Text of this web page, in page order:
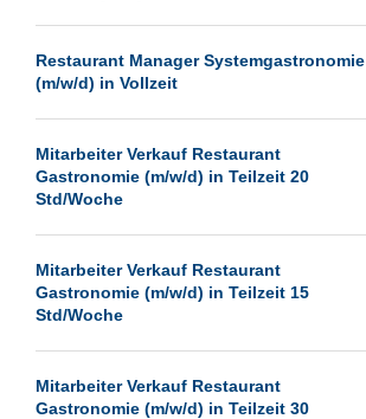
Restaurant Manager Systemgastronomie
(m/w/d) in Vollzeit
Mitarbeiter Verkauf Restaurant
Gastronomie (m/w/d) in Teilzeit 20
Std/Woche
Mitarbeiter Verkauf Restaurant
Gastronomie (m/w/d) in Teilzeit 15
Std/Woche
Mitarbeiter Verkauf Restaurant
Gastronomie (m/w/d) in Teilzeit 30